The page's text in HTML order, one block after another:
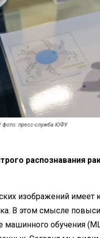
фото: пресс-служба ЮФУ
распознавания
изображений имеет
В этом смысле
обучения